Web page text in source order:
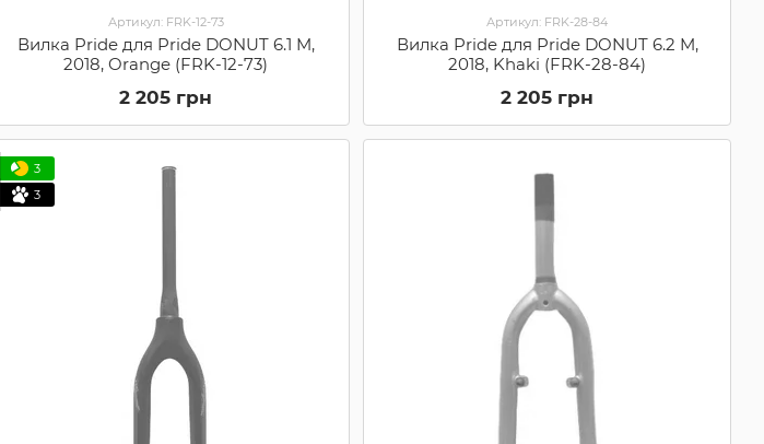
Артикул: FRK-12-73
Вилка Pride для Pride DONUT 6.1 M,
2018, Orange (FRK-12-73)
2 205 грн
Артикул: FRK-28-84
Вилка Pride для Pride DONUT 6.2 M,
2018, Khaki (FRK-28-84)
2 205 грн
3
3